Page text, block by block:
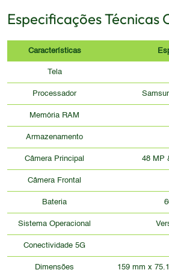
Especificações Técnicas
Características
Tela
Processador
Memória RAM
Armazenamento
Câmera Principal 48 MP
Câmera Frontal
Bateria
Sistema Operacional
Conectividade 5G
Dimensões 159 mm x